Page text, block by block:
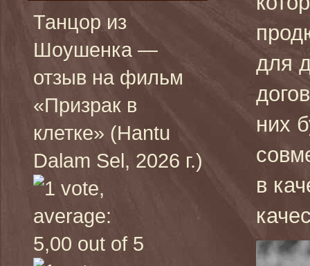
Танцор из
Шоушенка —
отзыв на фильм
«Призрак в
клетке» (Hantu
Dalam Sel, 2026 г.)
для
них
в